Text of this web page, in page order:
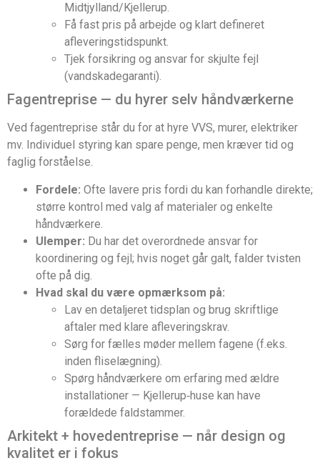
Midtjylland/Kjellerup.
Få fast pris på arbejde og klart defineret
afleveringstidspunkt.
Tjek forsikring og ansvar for skjulte fejl
(vandskadegaranti).
Fagentreprise — du hyrer selv håndværkerne
Ved fagentreprise står du for at hyre VVS, murer, elektriker
mv. Individuel styring kan spare penge, men kræver tid og
faglig forståelse.
Fordele: Ofte lavere pris fordi du kan forhandle direkte;
større kontrol med valg af materialer og enkelte
håndværkere.
Ulemper: Du har det overordnede ansvar for
koordinering og fejl; hvis noget går galt, falder tvisten
ofte på dig.
Hvad skal du være opmærksom på:
Lav en detaljeret tidsplan og brug skriftlige
aftaler med klare afleveringskrav.
Sørg for fælles møder mellem fagene (f.eks.
inden fliselægning).
Spørg håndværkere om erfaring med ældre
installationer — Kjellerup‑huse kan have
forældede faldstammer.
Arkitekt + hovedentreprise — når design og
kvalitet er i fokus